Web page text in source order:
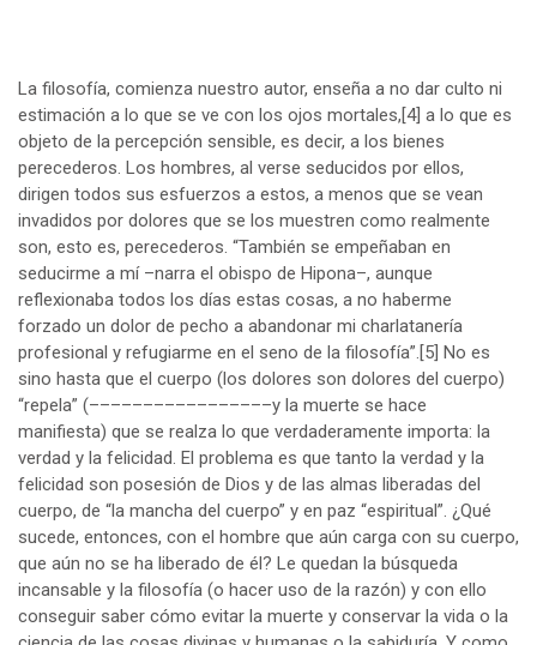
La filosofía, comienza nuestro autor, enseña a no dar culto ni
estimación a lo que se ve con los ojos mortales,[4] a lo que es
objeto de la percepción sensible, es decir, a los bienes
perecederos. Los hombres, al verse seducidos por ellos,
dirigen todos sus esfuerzos a estos, a menos que se vean
invadidos por dolores que se los muestren como realmente
son, esto es, perecederos. “También se empeñaban en
seducirme a mí –narra el obispo de Hipona–, aunque
reflexionaba todos los días estas cosas, a no haberme
forzado un dolor de pecho a abandonar mi charlatanería
profesional y refugiarme en el seno de la filosofía”.[5] No es
sino hasta que el cuerpo (los dolores son dolores del cuerpo)
“repela” (–––––––––––––––––y la muerte se hace
manifiesta) que se realza lo que verdaderamente importa: la
verdad y la felicidad. El problema es que tanto la verdad y la
felicidad son posesión de Dios y de las almas liberadas del
cuerpo, de “la mancha del cuerpo” y en paz “espiritual”. ¿Qué
sucede, entonces, con el hombre que aún carga con su cuerpo,
que aún no se ha liberado de él? Le quedan la búsqueda
incansable y la filosofía (o hacer uso de la razón) y con ello
conseguir saber cómo evitar la muerte y conservar la vida o la